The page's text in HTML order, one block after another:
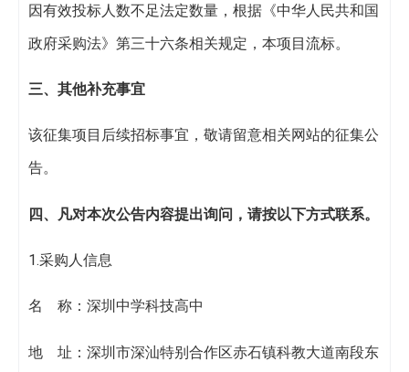
因有效投标人数不足法定数量，根据《中华人民共和国
政府采购法》第三十六条相关规定，本项目流标。
三、其他补充事宜
该征集项目后续招标事宜，敬请留意相关网站的征集公
告。
四、凡对本次公告内容提出询问，请按以下方式联系。
1.采购人信息
名 称：深圳中学科技高中
地 址：深圳市深汕特别合作区赤石镇科教大道南段东